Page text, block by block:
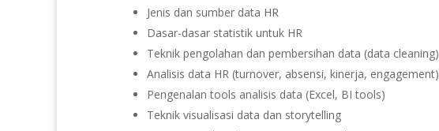
Jenis dan sumber data HR
Dasar-dasar statistik untuk HR
Teknik pengolahan dan pembersihan data (data cleaning)
Analisis data HR (turnover, absensi, kinerja, engagement)
Pengenalan tools analisis data (Excel, BI tools)
Teknik visualisasi data dan storytelling